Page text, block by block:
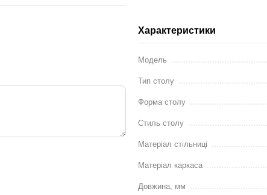
тумба ідеально підходить для
Параметри трансформації
Габарити столу в
Габарити столу в
Матеріали:
Стільниця - ЛДСП 16 мм
Каркас - ЛДСП
Характеристики
Модель
Тип столу
Форма столу
Стиль столу
Матеріал стільниці
Матеріал каркаса
Довжина, мм